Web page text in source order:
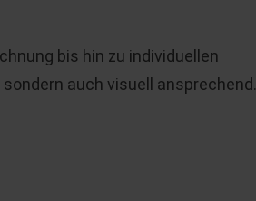
bis hin zu individuellen
auch visuell ansprechend.